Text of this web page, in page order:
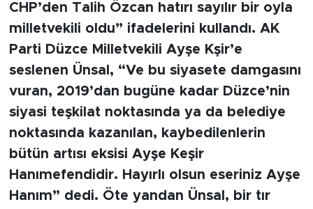
CHP’den Talih Özcan hatırı sayılır bir oyla
milletvekili oldu” ifadelerini kullandı. AK
Parti Düzce Milletvekili Ayşe Kşir’e
seslenen Ünsal, “Ve bu siyasete damgasını
vuran, 2019’dan bugüne kadar Düzce’nin
siyasi teşkilat noktasında ya da belediye
noktasında kazanılan, kaybedilenlerin
bütün artısı eksisi Ayşe Keşir
Hanımefendidir. Hayırlı olsun eseriniz Ayşe
Hanım” dedi. Öte yandan Ünsal, bir tır